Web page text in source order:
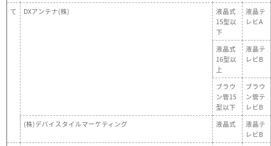
て
DXアンテナ(株)
液晶式
15型以
下
液晶テ
レビA
液晶式
16型以
上
液晶テ
レビB
ブラウ
ン管15
型以下
ブラウ
ン管テ
レビB
(株)デバイスタイルマーケティング
液晶式
液晶テ
レビB